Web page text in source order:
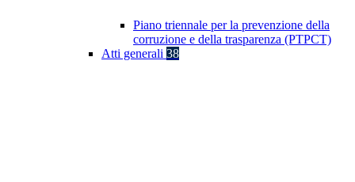
Piano triennale per la prevenzione della
corruzione e della trasparenza (PTPCT)
Atti generali 38